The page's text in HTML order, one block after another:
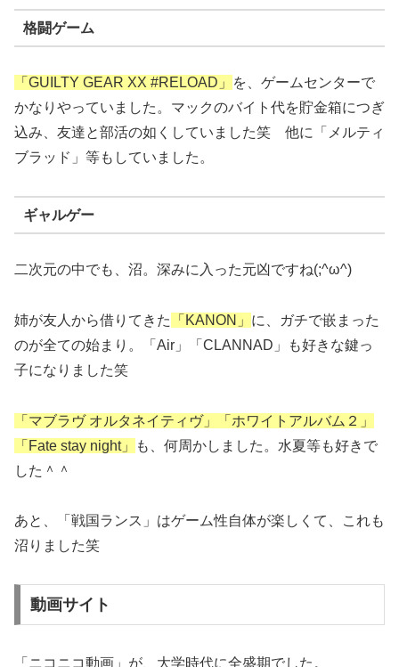
格闘ゲーム
「GUILTY GEAR XX #RELOAD」
を、ゲームセンターで
かなりやっていました。マックのバイト代を貯金箱につぎ
込み、友達と部活の如くしていました笑 他に「メルティ
ブラッド」等もしていました。
ギャルゲー
二次元の中でも、沼。深みに入った元凶ですね(;^ω^)
姉が友人から借りてきた 「KANON」 に、ガチで嵌まった
のが全ての始まり。「Air」「CLANNAD」も好きな鍵っ
子になりました笑
「マブラヴ オルタネイティヴ」「ホワイトアルバム２」
「Fate stay night」
も、何周かしました。水夏等も好きで
した＾＾
あと、「戦国ランス」はゲーム性自体が楽しくて、これも
沼りました笑
動画サイト
「ニコニコ動画」が、大学時代に全盛期でした。